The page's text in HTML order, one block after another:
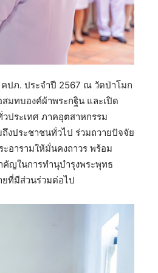
คปภ. ประจำปี 2567 ณ วัดป่าโมก
มทบองค์ผ้าพระกฐิน และเปิด
ประเทศ ภาคอุตสาหกรรม
งประชาชนทั่วไป ร่วมถวายปัจจัย
อารามให้มั่นคงถาวร พร้อม
ญในการทำนุบำรุงพระพุทธ
ยที่มีส่วนร่วมต่อไป